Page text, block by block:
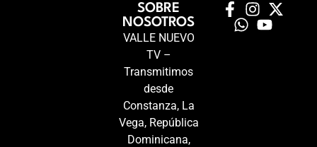
SOBRE
NOSOTROS
VALLE NUEVO
TV –
Transmitimos
desde
Constanza, La
Vega, República
Dominicana,